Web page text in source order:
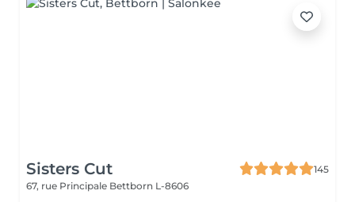
Sisters Cut
145
67, rue Principale Bettborn L-8606